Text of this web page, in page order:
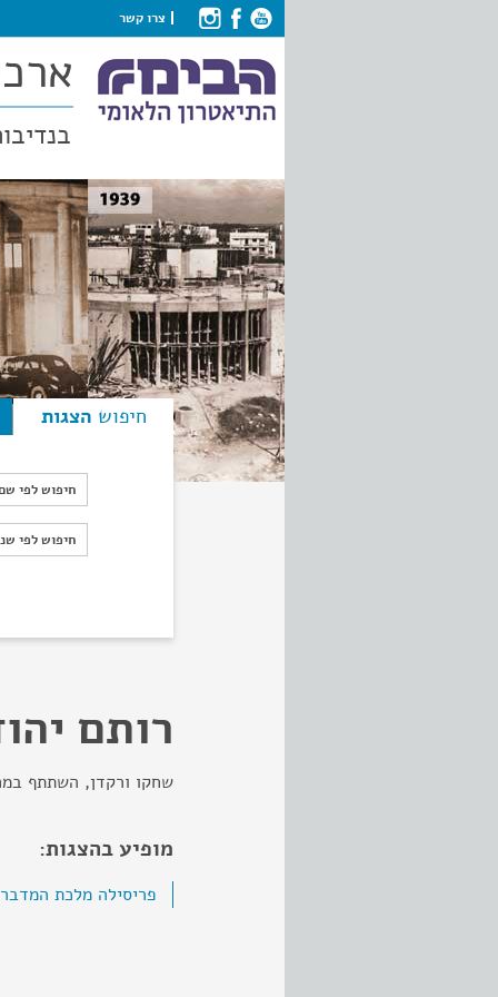
צרו קשר
חיפוש הצגות
חיפוש לפי
חיפוש לפי
חיפוש לפי
רותם
שחקו ורקדן, השתתף
מופיע בהצגות:
פריסילה מלכת המדבר